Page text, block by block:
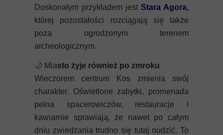
Doskonałym przykładem jest Stara Agora,
której pozostałości rozciągają się także
poza ogrodzonym terenem
archeologicznym.
🌙 Miasto żyje również po zmroku
Wieczorem centrum Kos zmienia swój
charakter. Oświetlone zabytki, promenada
pełna spacerowiczów, restauracje i
kawiarnie sprawiają, że nawet po całym
dniu zwiedzania trudno się tutaj nudzić. To